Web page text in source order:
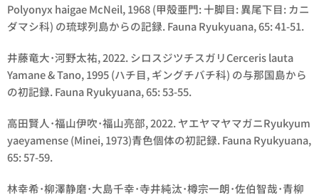
Polyonyx haigae McNeil, 1968 (甲殻亜門: 十脚目: 異尾下目: カニ
ダマシ科) の琉球列島からの記録. Fauna Ryukyuana, 65: 41-51.
井藤竜大･河野太祐, 2022. シロスジツチスガリCerceris lauta
Yamane & Tano, 1995 (ハチ目, ギングチバチ科) の与那国島から
の初記録. Fauna Ryukyuana, 65: 53-55.
高田賢人･福山伊吹･福山亮部, 2022. ヤエヤマヤマガニRyukyum
yaeyamense (Minei, 1973)青色個体の初記録. Fauna Ryukyuana,
65: 57-59.
林幸希･柳澤静磨･大島千幸･寺井純汰･樽宗一朗･佐伯智哉･青柳